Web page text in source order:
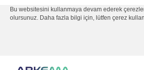
Bu websitesini kullanmaya devam ederek
olursunuz. Daha fazla bilgi için, lütfen çerez